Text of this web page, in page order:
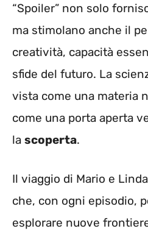
“Spoiler” non solo
ma stimolano anche il
creatività, capacità
sfide del futuro. La
vista come una materia
come una porta aperta
la scoperta.
Il viaggio di Mario e
che, con ogni episodio,
esplorare nuove